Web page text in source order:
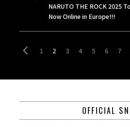
NARUTO THE ROCK 2025
Now Online in Europe!!!
1 2 3 4 5 6 7
OFFICIAL